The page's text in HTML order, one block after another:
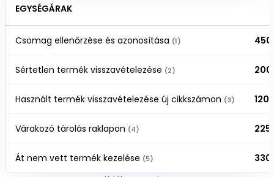
EGYSÉGÁRAK
Csomag ellenőrzése és azonosítása (1) 450
Sértetlen termék visszavételezése (2) 200
Használt termék visszavételezése új cikkszámon (3) 120
Várakozó tárolás raklapon (4) 225
Át nem vett termék kezelése (5)
330